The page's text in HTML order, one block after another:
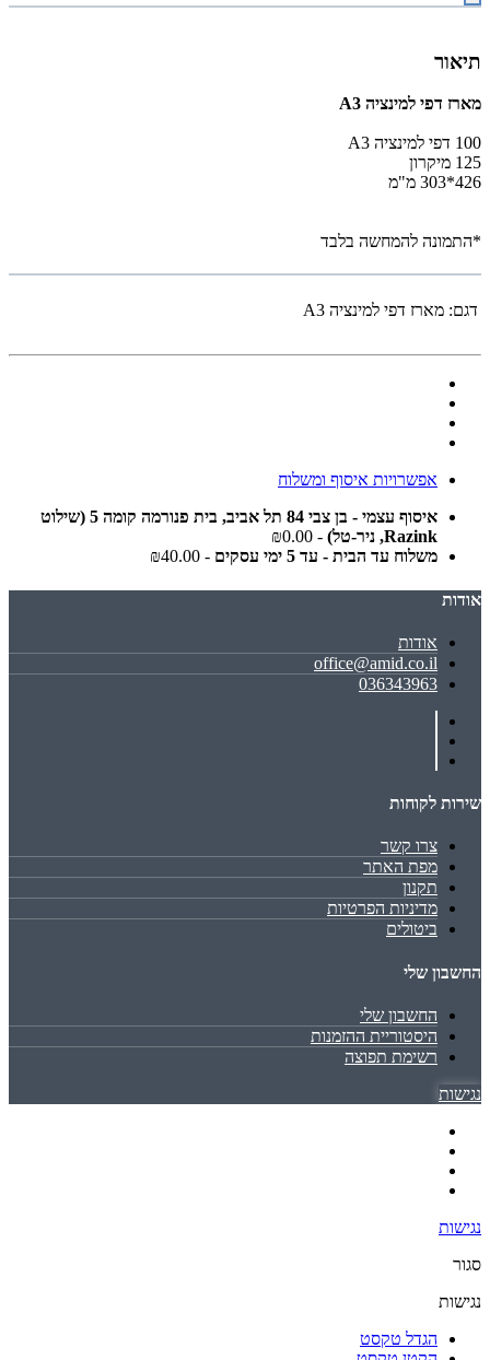
תיאור
מארז דפי למינציה A3
100 דפי למינציה A3
125 מיקרון
426*303 מ"מ
*התמונה להמחשה בלבד
דגם: מארז דפי למינציה A3
אפשרויות איסוף ומשלוח
איסוף עצמי - בן צבי 84 תל אביב, בית פנורמה קומה 5 (שילוט
Razink, ניר-טל)
- ₪0.00
משלוח עד הבית - עד 5 ימי עסקים
- ₪40.00
אודות
אודות
office@amid.co.il
036343963
שירות לקוחות
צרו קשר
מפת האתר
תקנון
מדיניות הפרטיות
ביטולים
החשבון שלי
החשבון שלי
היסטוריית ההזמנות
רשימת תפוצה
נגישות
נגישות
סגור
נגישות
הגדל טקסט